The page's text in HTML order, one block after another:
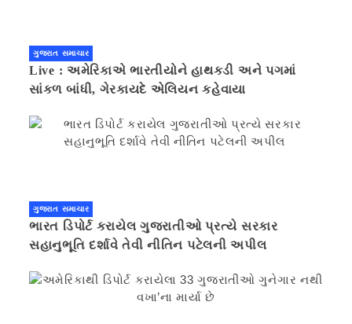
ગુજરાત સમાચાર
Live : અમેરિકાએ ભારતીયોને હાથકડી અને પગમાં
સાંકળ બાંધી, ગેરકાયદે એલિયન કહેવાયા
ગુજરાત સમાચાર
ભારત ડિપોર્ટ કરાયેલ ગુજરાતીઓ પ્રત્યે સરકાર
સહાનુભૂતિ દર્શાવે તેવી નીતિન પટેલની અપીલ